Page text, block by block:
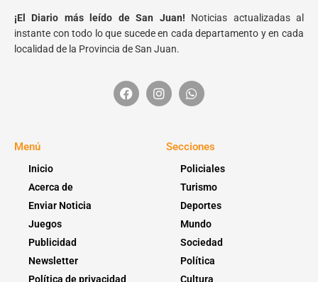
¡El Diario más leído de San Juan! Noticias actualizadas al
instante con todo lo que sucede en cada departamento y en cada
localidad de la Provincia de San Juan.
Menú
Inicio
Acerca de
Enviar Noticia
Juegos
Publicidad
Newsletter
Política de privacidad
Secciones
Policiales
Turismo
Deportes
Mundo
Sociedad
Política
Cultura